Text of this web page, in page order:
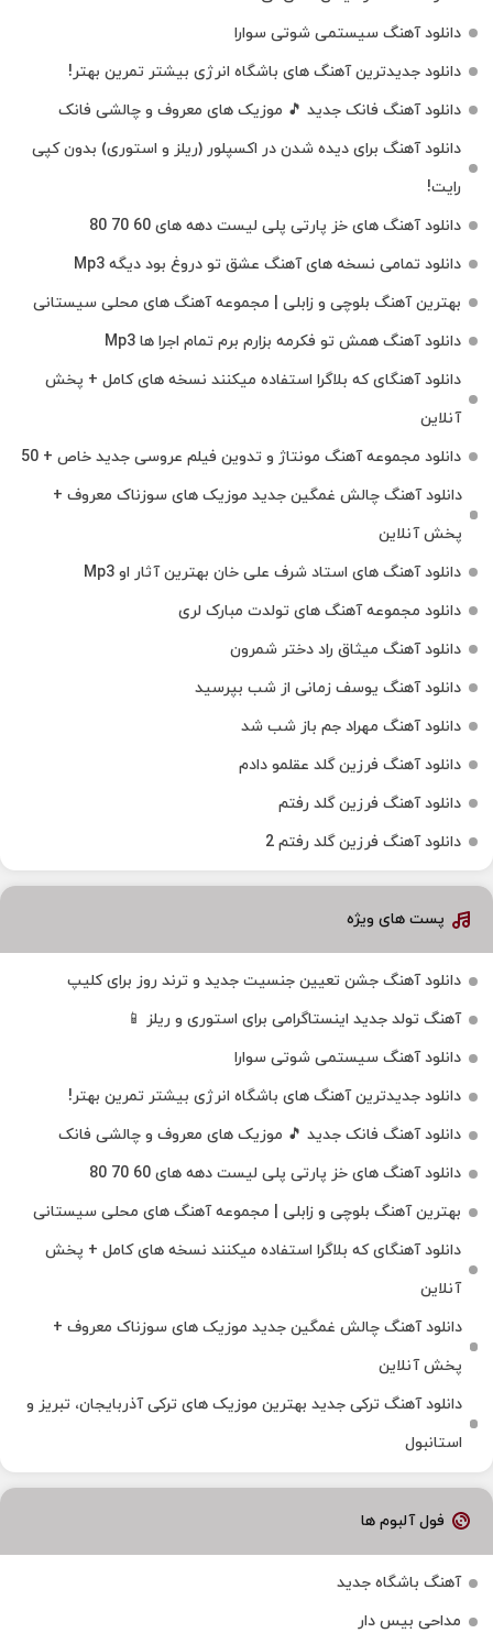
دانلود آهنگ سیستمی شوتی سوارا
دانلود جدیدترین آهنگ‌ های باشگاه انرژی بیشتر تمرین بهتر!
دانلود آهنگ فانک جدید 🎵 موزیک‌ های معروف و چالشی فانک
دانلود آهنگ برای دیده شدن در اکسپلور (ریلز و استوری) بدون کپی
رایت!
دانلود آهنگ های خز پارتی پلی لیست دهه های 60 70 80
دانلود تمامی نسخه های آهنگ عشق تو دروغ بود دیگه Mp3
بهترین آهنگ بلوچی و زابلی | مجموعه آهنگ‌ های محلی سیستانی
دانلود آهنگ همش تو فکرمه بزارم برم تمام اجرا ها Mp3
دانلود آهنگای که بلاگرا استفاده میکنند نسخه های کامل + پخش
آنلاین
دانلود مجموعه آهنگ مونتاژ و تدوین فیلم عروسی جدید خاص + 50
دانلود آهنگ چالش غمگین جدید موزیک های سوزناک معروف +
پخش آنلاین
دانلود آهنگ های استاد شرف علی خان بهترین آثار او Mp3
دانلود مجموعه آهنگ های تولدت مبارک لری
دانلود آهنگ میثاق راد دختر شمرون
دانلود آهنگ یوسف زمانی از شب بپرسید
دانلود آهنگ مهراد جم باز شب شد
دانلود آهنگ فرزین گلد عقلمو دادم
دانلود آهنگ فرزین گلد رفتم
دانلود آهنگ فرزین گلد رفتم 2
پست های ویژه
دانلود آهنگ جشن تعیین جنسیت جدید و ترند روز برای کلیپ
آهنگ تولد جدید اینستاگرامی برای استوری و ریلز 📱
دانلود آهنگ سیستمی شوتی سوارا
دانلود جدیدترین آهنگ‌ های باشگاه انرژی بیشتر تمرین بهتر!
دانلود آهنگ فانک جدید 🎵 موزیک‌ های معروف و چالشی فانک
دانلود آهنگ های خز پارتی پلی لیست دهه های 60 70 80
بهترین آهنگ بلوچی و زابلی | مجموعه آهنگ‌ های محلی سیستانی
دانلود آهنگای که بلاگرا استفاده میکنند نسخه های کامل + پخش
آنلاین
دانلود آهنگ چالش غمگین جدید موزیک های سوزناک معروف +
پخش آنلاین
دانلود آهنگ ترکی جدید بهترین موزیک‌ های ترکی آذربایجان، تبریز و
استانبول
فول آلبوم ها
آهنگ باشگاه جدید
مداحی بیس دار